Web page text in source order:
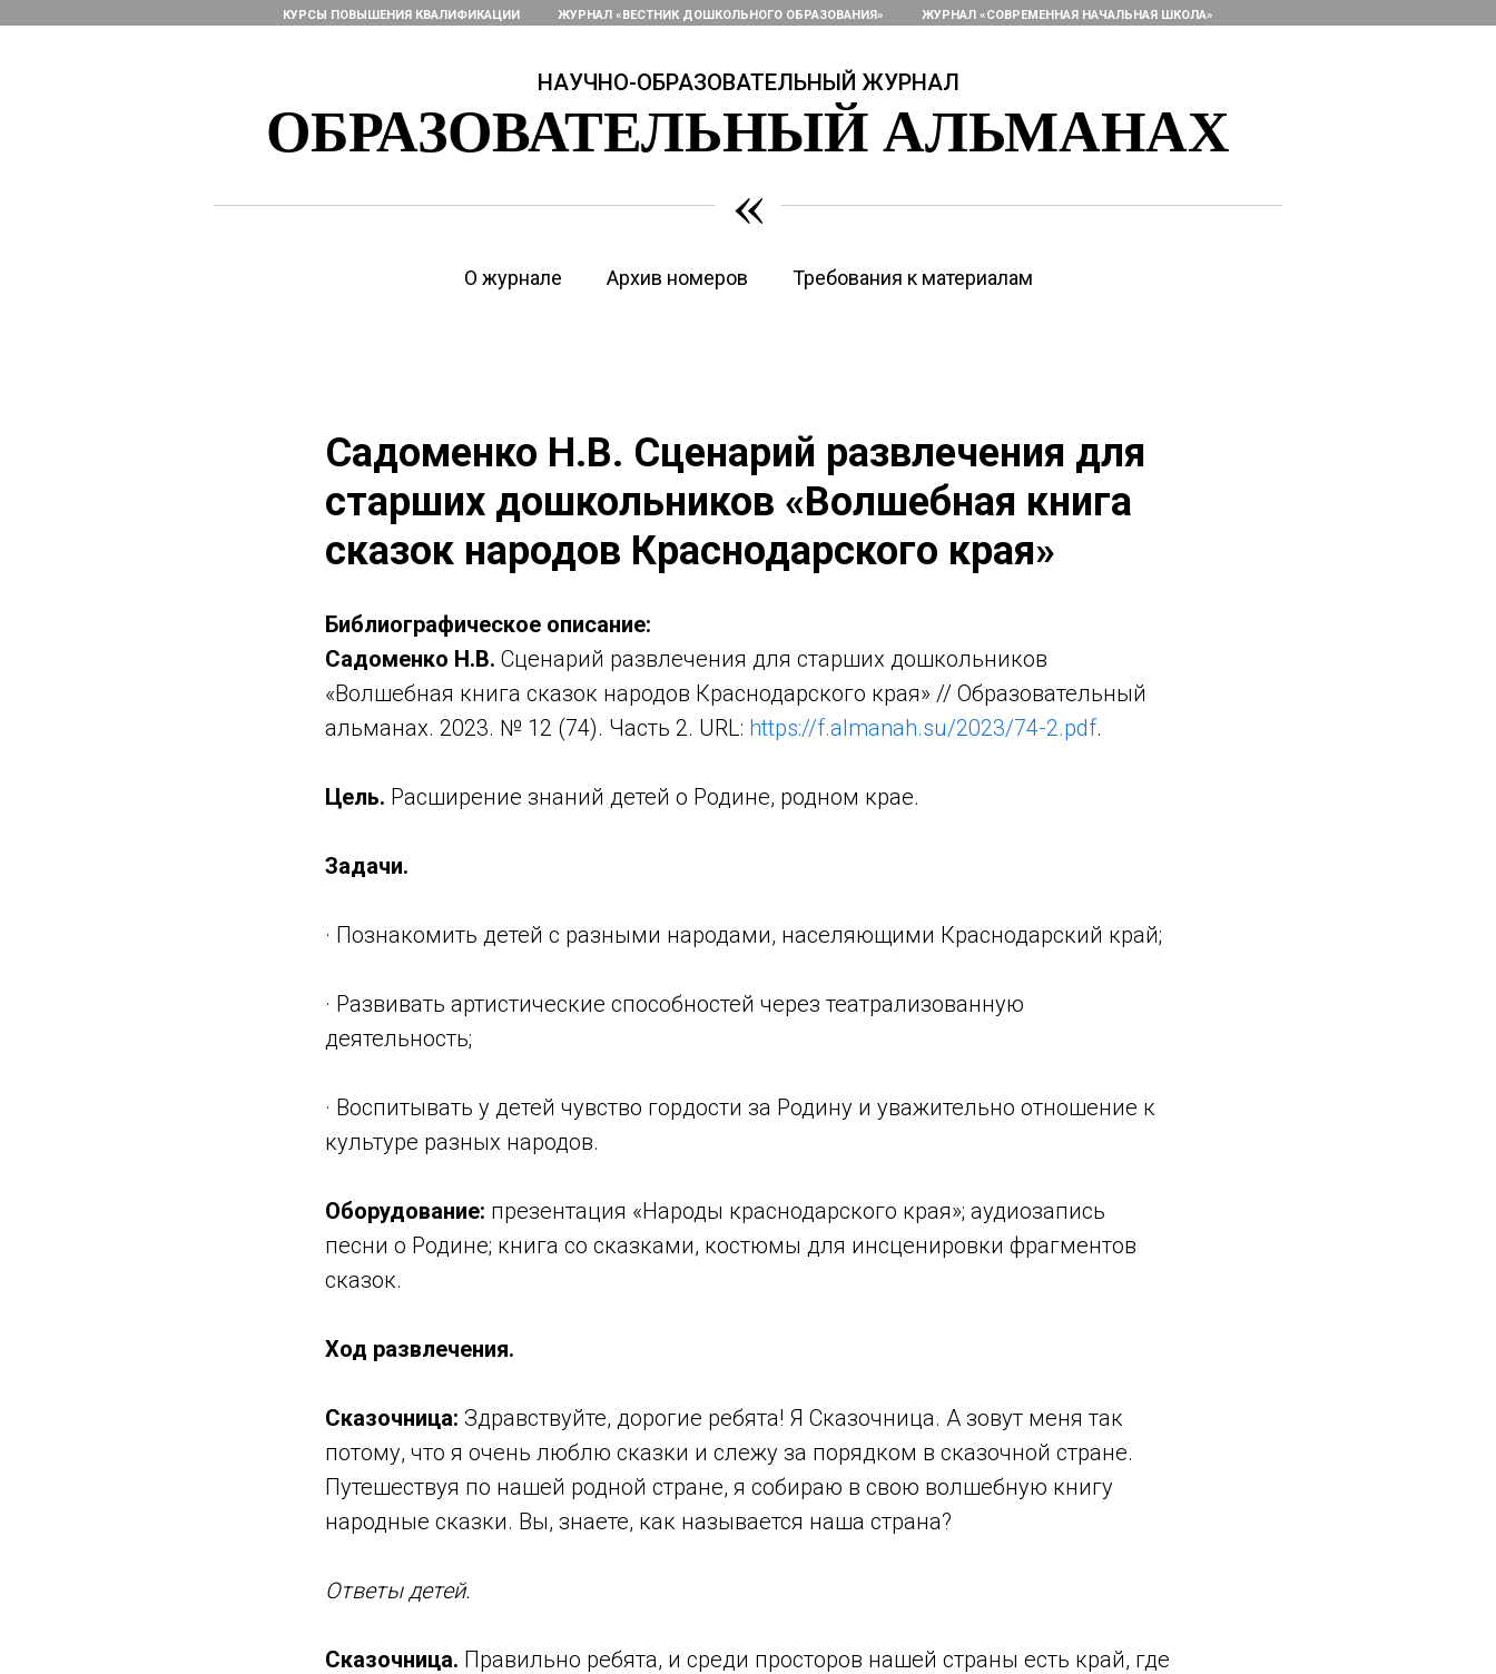
КУРСЫ ПОВЫШЕНИЯ КВАЛИФИКАЦИИ ЖУРНАЛ «ВЕСТНИК ДОШКОЛЬНОГО ОБРАЗОВАНИЯ» ЖУРНАЛ «СОВРЕМЕННАЯ НАЧАЛЬНАЯ ШКОЛА»
НАУЧНО-ОБРАЗОВАТЕЛЬНЫЙ ЖУРНАЛ
ОБРАЗОВАТЕЛЬНЫЙ АЛЬМАНАХ
«
О журнале Архив номеров Требования к материалам
Садоменко Н.В. Сценарий развлечения для
старших дошкольников «Волшебная книга
сказок народов Краснодарского края»
Библиографическое описание:
Садоменко Н.В. Сценарий развлечения для старших дошкольников
«Волшебная книга сказок народов Краснодарского края» // Образовательный
альманах. 2023. № 12 (74). Часть 2. URL: https://f.almanah.su/2023/74-2.pdf.
Цель. Расширение знаний детей о Родине, родном крае.
Задачи.
· Познакомить детей с разными народами, населяющими Краснодарский край;
· Развивать артистические способностей через театрализованную
деятельность;
· Воспитывать у детей чувство гордости за Родину и уважительно отношение к
культуре разных народов.
Оборудование: презентация «Народы краснодарского края»; аудиозапись
песни о Родине; книга со сказками, костюмы для инсценировки фрагментов
сказок.
Ход развлечения.
Сказочница: Здравствуйте, дорогие ребята! Я Сказочница. А зовут меня так
потому, что я очень люблю сказки и слежу за порядком в сказочной стране.
Путешествуя по нашей родной стране, я собираю в свою волшебную книгу
народные сказки. Вы, знаете, как называется наша страна?
Ответы детей.
Сказочница. Правильно ребята, и среди просторов нашей страны есть край, где